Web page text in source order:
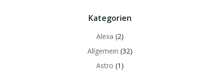
Kategorien
Alexa (2)
Allgemein (32)
Astro (1)